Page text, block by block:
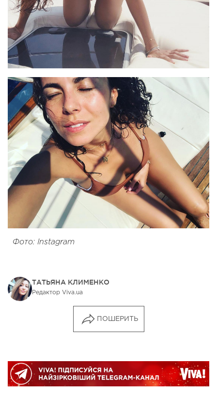
Фото: Instagram
ТАТЬЯНА КЛИМЕНКО
Редактор Viva.ua
ПОШЕРИТЬ